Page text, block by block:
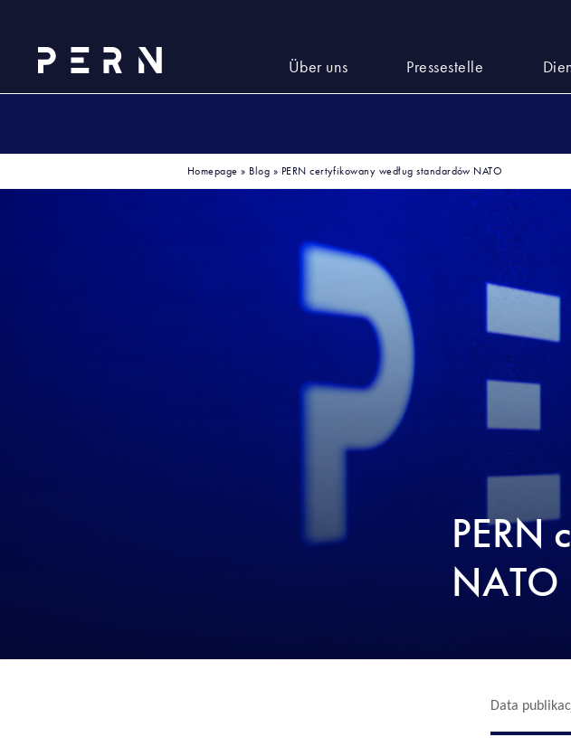
Über uns Pressestelle
Homepage » Blog » PERN certyfikowany według standardów NATO
PERN
NATO
Data